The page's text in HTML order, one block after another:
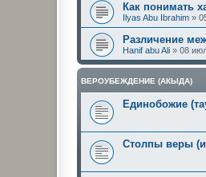
Как понимать
Ilyas Abu Ibrahim »
Различение
Hanif abu Ali » 08
ВЕРОУБЕЖДЕНИЕ (АКЫДА)
Единобожие
Столпы веры